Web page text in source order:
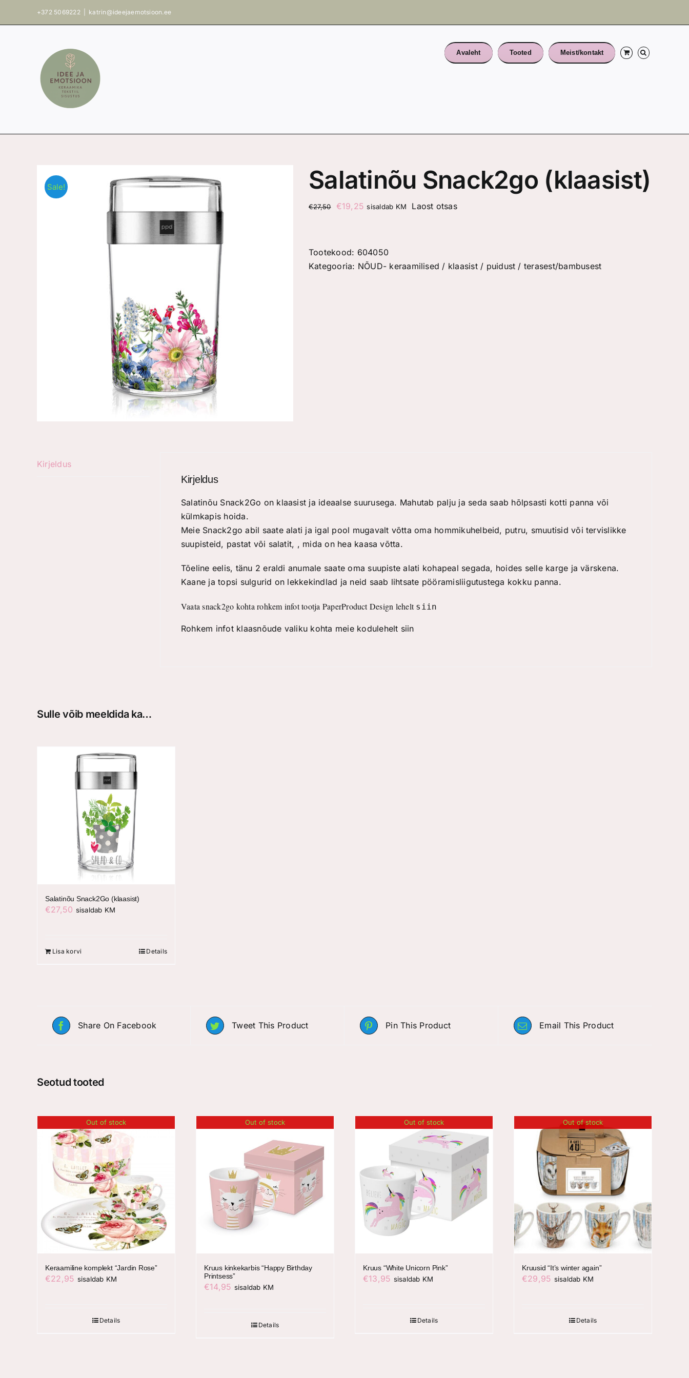
+372 5069222 katrin@ideejaemotsioon.ee
Avaleht Tooted Meist/kontakt
Sale! Salatinõu Snack2go (klaasist)
€27,50
Algne
€27,50.
€19,25 Praegune
€19,25.
sisaldab KM Laost otsas
Tootekood: 604050
Kategooria: NÕUD- keraamilised / klaasist / puidust / terasest/bambusest
Kirjeldus
Kirjeldus
Salatinõu Snack2Go on klaasist ja ideaalse suurusega. Mahutab palju ja seda saab hõlpsasti kotti panna või
külmkapis hoida.
Meie Snack2go abil saate alati ja igal pool mugavalt võtta oma hommikuhelbeid, putru, smuutisid või tervislikke
suupisteid, pastat või salatit, , mida on hea kaasa võtta.
Tõeline eelis, tänu 2 eraldi anumale saate oma suupiste alati kohapeal segada, hoides selle karge ja värskena.
Kaane ja topsi sulgurid on lekkekindlad ja neid saab lihtsate pööramisliigutustega kokku panna.
Vaata snack2go kohta rohkem infot tootja PaperProduct Design lehelt siin
Rohkem infot klaasnõude valiku kohta meie kodulehelt siin
Sulle võib meeldida ka…
Salatinõu Snack2Go (klaasist)
€27,50 sisaldab KM
Lisa korvi Details
Share On Facebook Tweet This Product Pin This Product Email This Product
Seotud tooted
Out of stock
Keraamiline komplekt “Jardin Rose”
€22,95 sisaldab KM
Details
Out of stock
Kruus kinkekarbis “Happy Birthday
Printsess”
€14,95 sisaldab KM
Details
Out of stock
Kruus “White Unicorn Pink”
€13,95 sisaldab KM
Details
Out of stock
Kruusid “It’s winter again”
€29,95 sisaldab KM
Details